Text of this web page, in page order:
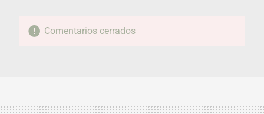
Comentarios cerrados